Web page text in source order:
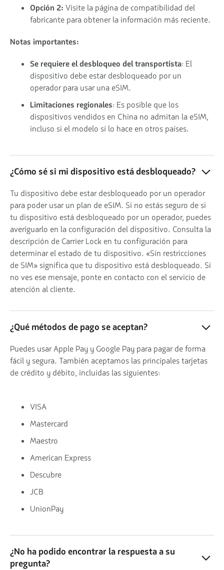
Opción 2: Visite la página de compatibilidad del
fabricante para obtener la información más reciente.
Notas importantes:
Se requiere el desbloqueo del transportista: El
dispositivo debe estar desbloqueado por un
operador para usar una eSIM.
Limitaciones regionales: Es posible que los
dispositivos vendidos en China no admitan la eSIM,
incluso si el modelo sí lo hace en otros países.
¿Cómo sé si mi dispositivo está desbloqueado?
Tu dispositivo debe estar desbloqueado por un operador
para poder usar un plan de eSIM. Si no estás seguro de si
tu dispositivo está desbloqueado por un operador, puedes
averiguarlo en la configuración del dispositivo. Consulta la
descripción de Carrier Lock en tu configuración para
determinar el estado de tu dispositivo. «Sin restricciones
de SIM» significa que tu dispositivo está desbloqueado. Si
no ves ese mensaje, ponte en contacto con el servicio de
atención al cliente.
¿Qué métodos de pago se aceptan?
Puedes usar Apple Pay y Google Pay para pagar de forma
fácil y segura. También aceptamos las principales tarjetas
de crédito y débito, incluidas las siguientes:
VISA
Mastercard
Maestro
American Express
Descubre
JCB
UnionPay
¿No ha podido encontrar la respuesta a su
pregunta?